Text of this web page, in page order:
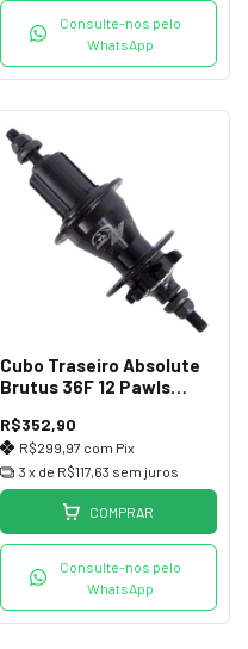
Consulte-nos pelo
WhatsApp
Cubo Traseiro Absolute
Brutus 36F 12 Pawls
R$352,90
R$299,97 com Pix
3 x de R$117,63 sem juros
COMPRAR
Consulte-nos pelo
WhatsApp